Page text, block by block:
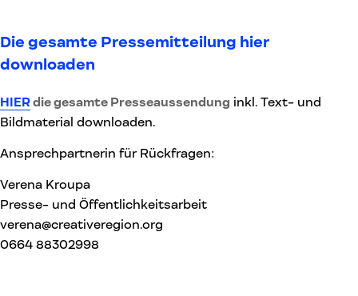
Die gesamte Pressemitteilung hier
downloaden
HIERdie gesamte Presseaussendung inkl. Text- und
Bildmaterial downloaden.
Ansprechpartnerin für Rückfragen:
Verena Kroupa
Presse- und Öffentlichkeitsarbeit
verena@creativeregion.org
0664 88302998